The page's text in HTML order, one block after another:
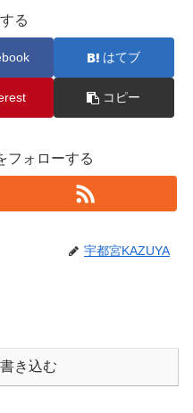
る
はてブ
コピー
フォローする
宇都宮KAZUYA
き込む